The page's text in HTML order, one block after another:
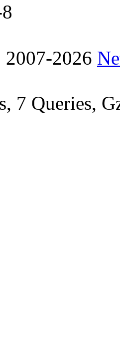
2026
7 Queries,